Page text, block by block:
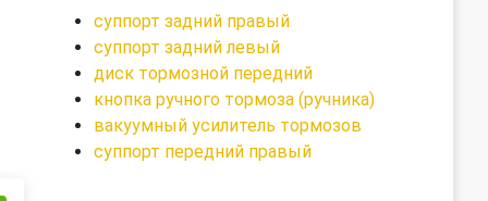
суппорт задний правый
суппорт задний левый
диск тормозной передний
кнопка ручного тормоза (ручника)
вакуумный усилитель тормозов
суппорт передний правый